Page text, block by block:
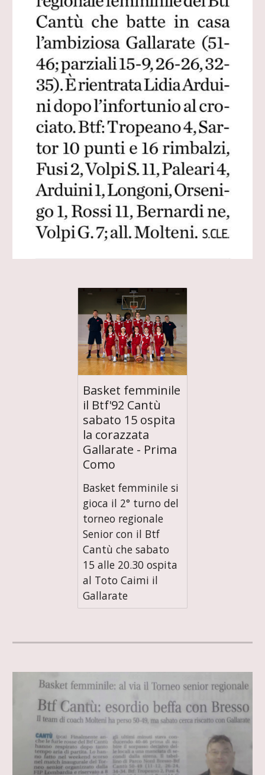
Basket femminile
il Btf'92 Cantù
sabato 15 ospita
la corazzata
Gallarate - Prima
Como
Basket femminile si
gioca il 2° turno del
torneo regionale
Senior con il Btf
Cantù che sabato
15 alle 20.30 ospita
al Toto Caimi il
Gallarate